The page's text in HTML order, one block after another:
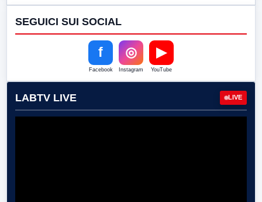
SEGUICI SUI SOCIAL
f
Facebook
◎
Instagram
▶
YouTube
LABTV LIVE LIVE